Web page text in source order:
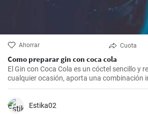
Ahorrar Cuota
Como preparar gin con coca cola
El Gin con Coca Cola es un cóctel sencillo y
cualquier ocasión, aporta una combinación
que resultarán del agrado para quienes
común mezclar gin con Coca Cola, esta
Estika02